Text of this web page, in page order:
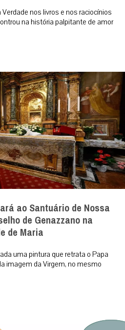
nos livros e nos raciocínios
na história palpitante de amor
ao Santuário de Nossa
de Genazzano na
de Maria
uma pintura que retrata o Papa
imagem da Virgem, no mesmo